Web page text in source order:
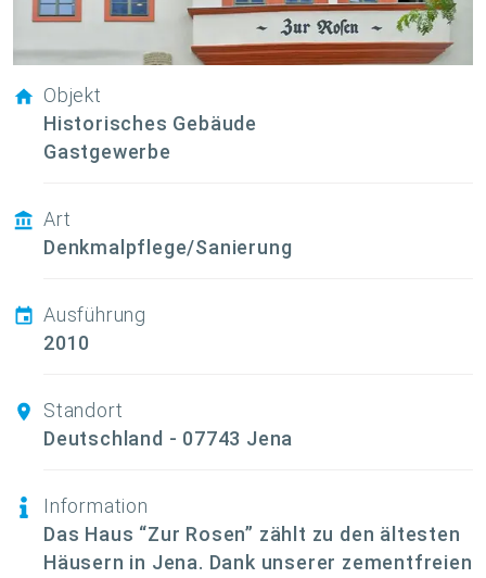
Objekt
Historisches Gebäude
Gastgewerbe
Art
Denkmalpflege/Sanierung
Ausführung
2010
Standort
Deutschland - 07743 Jena
Information
Das Haus “Zur Rosen” zählt zu den ältesten
Häusern in Jena. Dank unserer zementfreien